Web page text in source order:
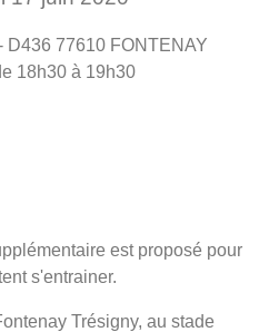
D436 77610 FONTENAY
18h30 à 19h30
est proposé pour
s'entrainer.
Trésigny, au stade